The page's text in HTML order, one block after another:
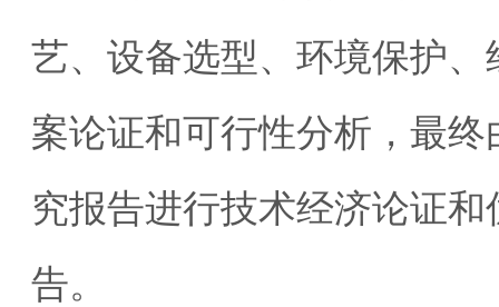
艺、设备选型、环境保护
案论证和可行性分析，最
究报告进行技术经济论证
告。